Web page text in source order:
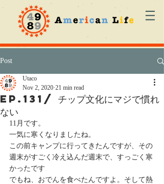
Post
ep.131/ チップ文化にマジで慣れ
ない
Utaco
Nov 2, 2020 21 min read
11月です。
一気に寒くなりましたね。
この前キャンプに行ってきたんですが、その
週末がすごく冷え込んだ週末で、すっごく寒
かったです
でもね、おでんを食べたんですよ。そして熱